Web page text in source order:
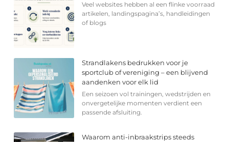
Veel websites hebben al een flinke voorraad
artikelen, landingspagina’s, handleidingen
of blogs
Strandlakens bedrukken voor je
sportclub of vereniging – een blijvend
aandenken voor elk lid
Een seizoen vol trainingen, wedstrijden en
onvergetelijke momenten verdient een
passende afsluiting.
Waarom anti-inbraakstrips steeds